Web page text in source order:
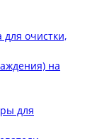
для очистки,
на
для